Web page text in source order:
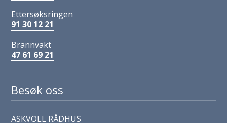
Ettersøksringen
91 30 12 21
Brannvakt
47 61 69 21
Besøk oss
ASKVOLL RÅDHUS